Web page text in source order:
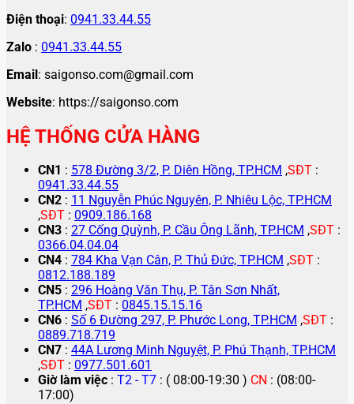
Điện thoại: 0941.33.44.55
Zalo : 0941.33.44.55
Email: saigonso.com@gmail.com
Website: https://saigonso.com
HỆ THỐNG CỬA HÀNG
CN1 : 578 Đường 3/2, P. Diên Hồng, TP.HCM ,SĐT :
0941.33.44.55
CN2 : 11 Nguyễn Phúc Nguyên, P. Nhiêu Lộc, TP.HCM
,SĐT : 0909.186.168
CN3 : 27 Cống Quỳnh, P. Cầu Ông Lãnh, TP.HCM ,SĐT :
0366.04.04.04
CN4 : 784 Kha Vạn Cân, P. Thủ Đức, TP.HCM ,SĐT :
0812.188.189
CN5 : 296 Hoàng Văn Thụ, P. Tân Sơn Nhất,
TP.HCM ,SĐT : 0845.15.15.16
CN6 : Số 6 Đường 297, P. Phước Long, TP.HCM ,SĐT :
0889.718.719
CN7 : 44A Lương Minh Nguyệt, P. Phú Thạnh, TP.HCM
,SĐT : 0977.501.601
Giờ làm việc : T2 - T7 : ( 08:00-19:30 ) CN : (08:00-
17:00)